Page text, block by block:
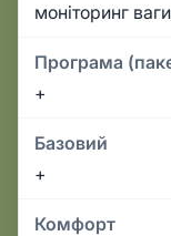
моніторинг
Програма
+
Базовий
+
Комфорт